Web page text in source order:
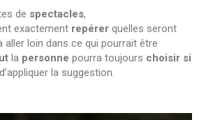
de spectacles,
exactement repérer quelles seront
aller loin dans ce qui pourrait être
la personne pourra toujours choisir si
la suggestion.